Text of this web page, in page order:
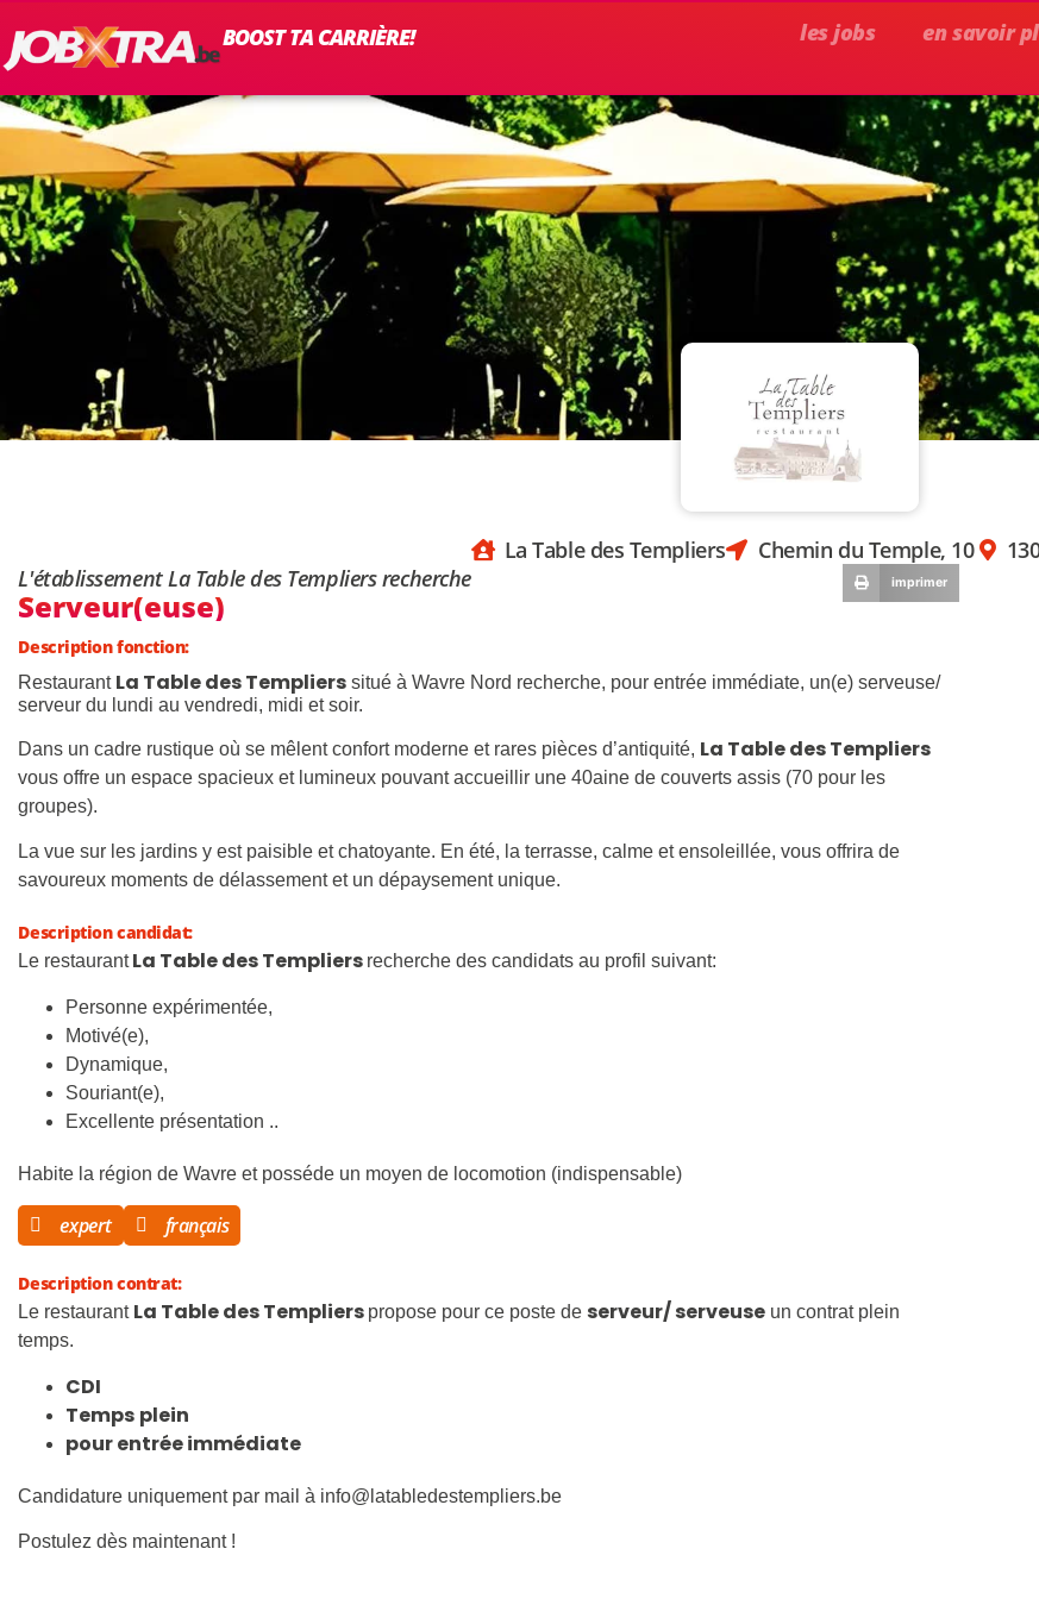
BOOST TA CARRIÈRE! les jobs en savoir
La Table des Templiers Chemin du Temple, 10
L'établissement La Table des Templiers recherche
imprimer
Serveur(euse)
Description fonction:
Restaurant La Table des Templiers situé à Wavre Nord recherche, pour entrée immédiate, un(e) serveuse/
serveur du lundi au vendredi, midi et soir.
Dans un cadre rustique où se mêlent confort moderne et rares pièces d’antiquité, La Table des Templiers
vous offre un espace spacieux et lumineux pouvant accueillir une 40aine de couverts assis (70 pour les
groupes).
La vue sur les jardins y est paisible et chatoyante. En été, la terrasse, calme et ensoleillée, vous offrira de
savoureux moments de délassement et un dépaysement unique.
Description candidat:
Le restaurantLa Table des Templiers recherche des candidats au profil suivant:
Personne expérimentée,
Motivé(e),
Dynamique,
Souriant(e),
Excellente présentation ..
Habite la région de Wavre et posséde un moyen de locomotion (indispensable)
expert français
Description contrat:
Le restaurant La Table des Templiers propose pour ce poste de serveur/ serveuse un contrat plein
temps.
CDI
Temps plein
pour entrée immédiate
Candidature uniquement par mail à info@latabledestempliers.be
Postulez dès maintenant !